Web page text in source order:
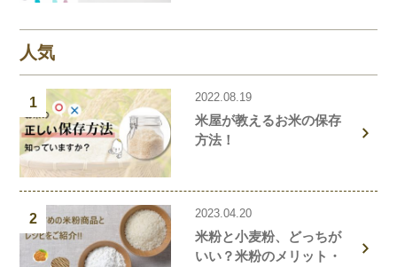
人気
1 2022.08.19
米屋が教えるお米の保存
方法！
2 2023.04.20
米粉と小麦粉、どっちが
いい？米粉のメリット・